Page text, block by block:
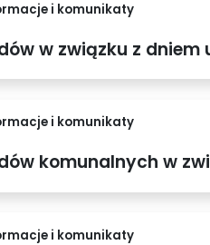
i komunikaty
i komunikaty
i komunikaty